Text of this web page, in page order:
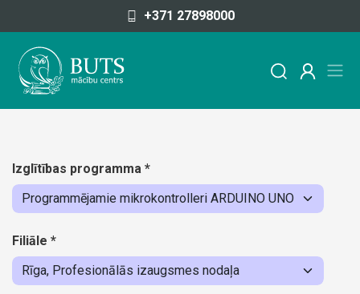
+371 27898000
Izglītības programma *
Filiāle *